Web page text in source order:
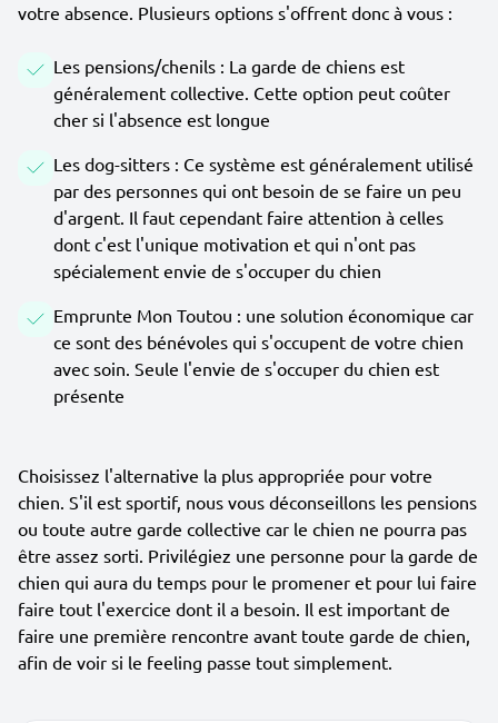
votre absence. Plusieurs options s'offrent donc à vous :
Les pensions/chenils : La garde de chiens est
généralement collective. Cette option peut coûter
cher si l'absence est longue
Les dog-sitters : Ce système est généralement utilisé
par des personnes qui ont besoin de se faire un peu
d'argent. Il faut cependant faire attention à celles
dont c'est l'unique motivation et qui n'ont pas
spécialement envie de s'occuper du chien
Emprunte Mon Toutou : une solution économique car
ce sont des bénévoles qui s'occupent de votre chien
avec soin. Seule l'envie de s'occuper du chien est
présente
Choisissez l'alternative la plus appropriée pour votre
chien. S'il est sportif, nous vous déconseillons les pensions
ou toute autre garde collective car le chien ne pourra pas
être assez sorti. Privilégiez une personne pour la garde de
chien qui aura du temps pour le promener et pour lui faire
faire tout l'exercice dont il a besoin. Il est important de
faire une première rencontre avant toute garde de chien,
afin de voir si le feeling passe tout simplement.